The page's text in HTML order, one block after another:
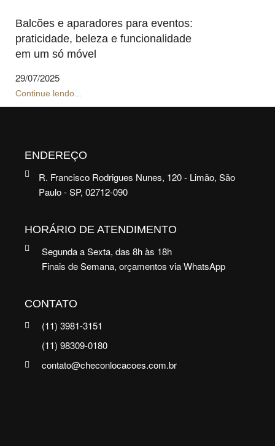
Balcões e aparadores para eventos:
praticidade, beleza e funcionalidade
em um só móvel
29/07/2025
Continue lendo...
CONTATO
(11) 3981-3151
(11) 98309-0180
contato@checonlocacoes.com.br
HORÁRIO DE ATENDIMENTO
Segunda a Sexta, das 8h às 18h
Finais de Semana, orçamentos via WhatsApp
ENDEREÇO
R. Francisco Rodrigues Nunes, 120 - Limão, São
Paulo - SP, 02712-090